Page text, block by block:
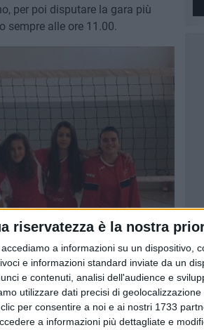
riservatezza è la nostra
a informazioni su un dispositivo,
e informazioni standard inviate da un
e contenuti, analisi dell'audience e
utilizzare dati precisi di
per consentire a noi e ai nostri 1733
a informazioni più dettagliate e
per poi disputare la gara più
sempre alle ore 11.00.